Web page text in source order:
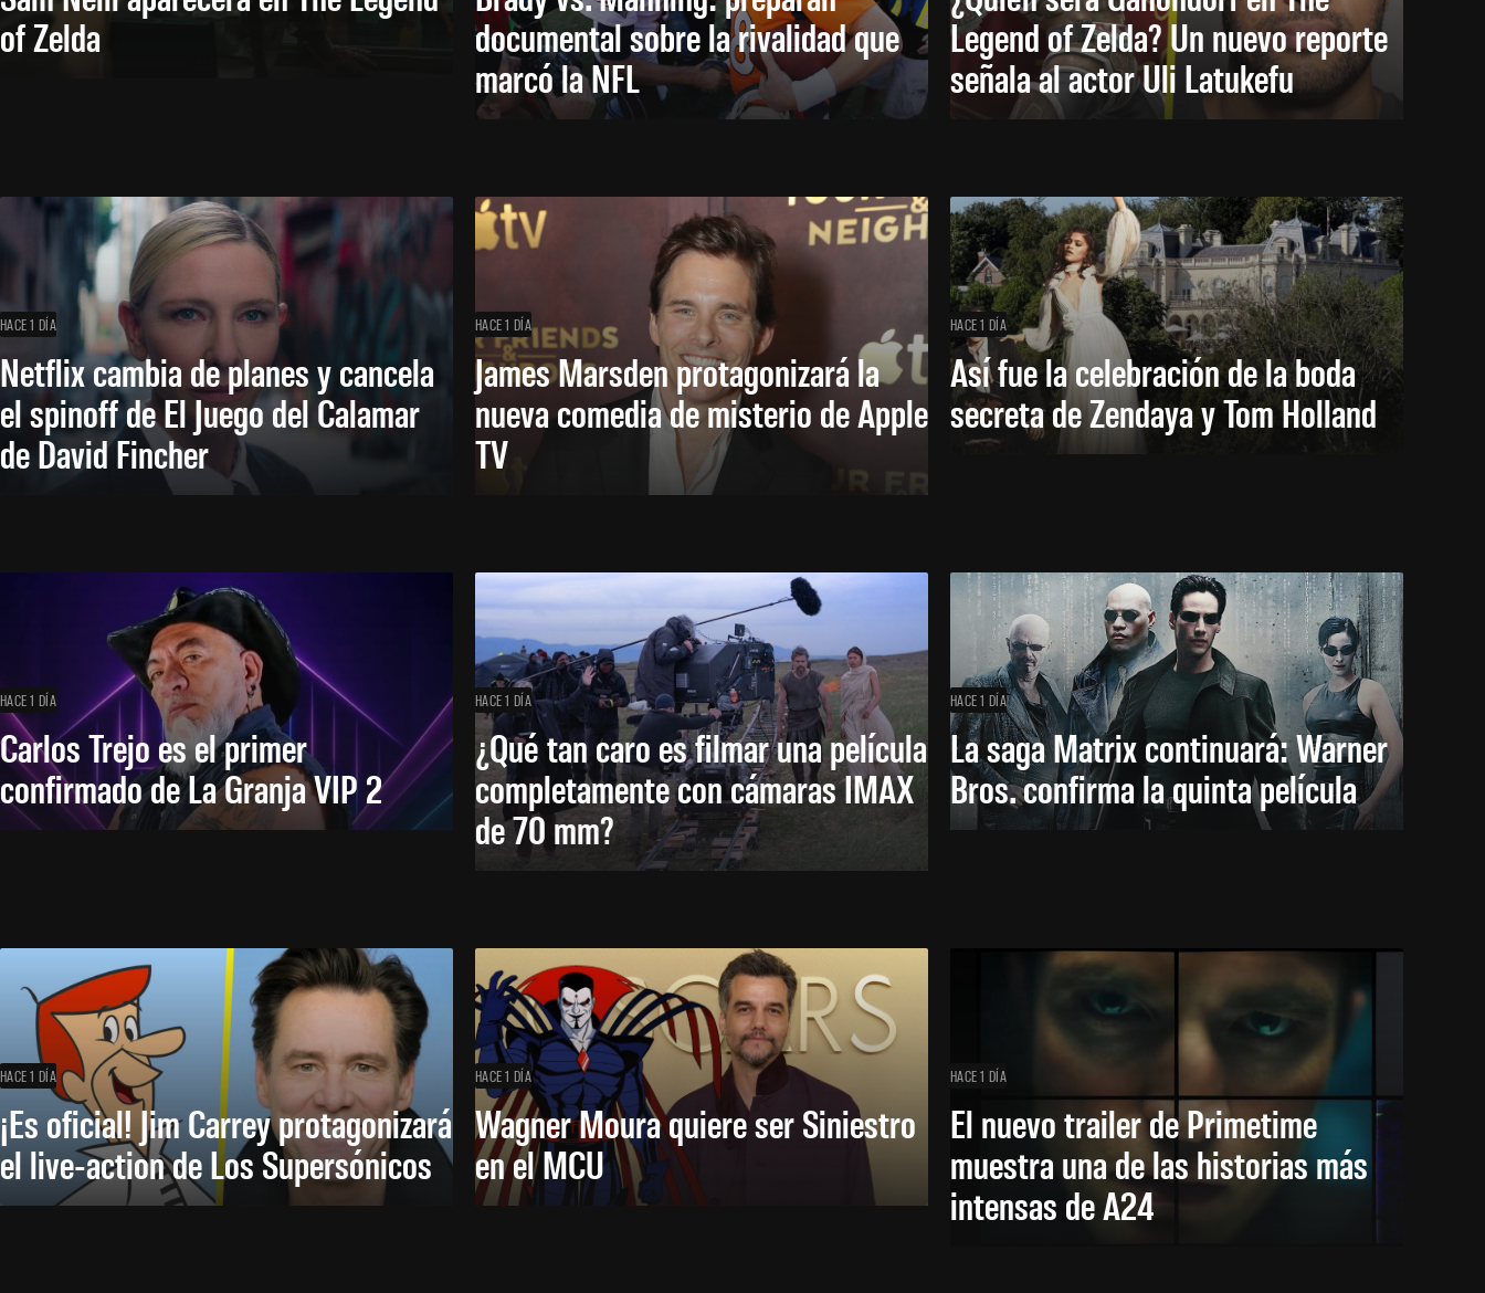
of Zelda
documental sobre la rivalidad que
marcó la NFL
Legend of Zelda? Un nuevo reporte
señala al actor Uli Latukefu
HACE 1 DÍA
Netflix cambia de planes y cancela
el spinoff de El Juego del Calamar
de David Fincher
HACE 1 DÍA
James Marsden protagonizará la
nueva comedia de misterio de Apple
TV
HACE 1 DÍA
Así fue la celebración de la boda
secreta de Zendaya y Tom Holland
HACE 1 DÍA
Carlos Trejo es el primer
confirmado de La Granja VIP 2
HACE 1 DÍA
¿Qué tan caro es filmar una película
completamente con cámaras IMAX
de 70 mm?
HACE 1 DÍA
La saga Matrix continuará: Warner
Bros. confirma la quinta película
HACE 1 DÍA
¡Es oficial! Jim Carrey protagonizará
el live-action de Los Supersónicos
HACE 1 DÍA
Wagner Moura quiere ser Siniestro
en el MCU
HACE 1 DÍA
El nuevo trailer de Primetime
muestra una de las historias más
intensas de A24